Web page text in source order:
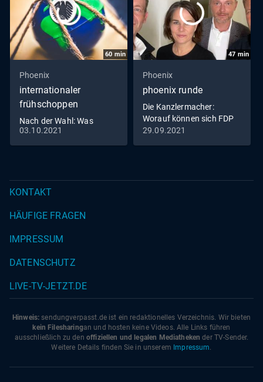
60 min
Phoenix
internationaler
frühschoppen
Nach der Wahl: Was
erwartet die Welt?
03.10.2021
47 min
Phoenix
phoenix runde
Die Kanzlermacher:
Worauf können sich FDP
und Grüne einigen?
29.09.2021
KONTAKT
HÄUFIGE FRAGEN
IMPRESSUM
DATENSCHUTZ
LIVE-TV-JETZT.DE
Hinweis: sendungverpasst.de ist ein redaktionelles Verzeichnis. Wir bieten
kein Filesharingan und hosten keine Videos. Alle Links führen
ausschließlich zu den offiziellen und legalen Mediatheken der TV-Sender.
Weitere Details finden Sie in unserem Impressum.